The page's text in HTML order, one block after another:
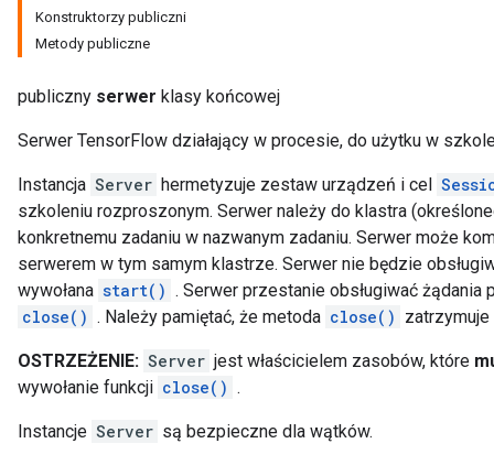
Konstruktorzy publiczni
Metody publiczne
publiczny serwer klasy końcowej
Serwer TensorFlow działający w procesie, do użytku w
Instancja Server hermetyzuje zestaw urządzeń i cel
szkoleniu rozproszonym. Serwer należy do klastra
konkretnemu zadaniu w nazwanym zadaniu. Serwer może
serwerem w tym samym klastrze. Serwer nie będzie
wywołana start() . Serwer przestanie obsługiwać żądania
close() . Należy pamiętać, że metoda close() zatrzymuje
OSTRZEŻENIE: Server jest właścicielem zasobów, które
wywołanie funkcji close() .
Instancje Server są bezpieczne dla wątków.